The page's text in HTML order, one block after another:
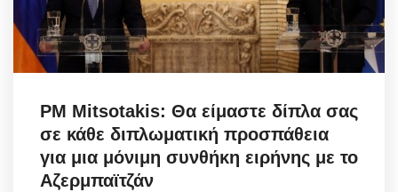
PM Mitsotakis: Θα είμαστε δίπλα σας
σε κάθε διπλωματική προσπάθεια
για μια μόνιμη συνθήκη ειρήνης με το
Αζερμπαϊτζάν